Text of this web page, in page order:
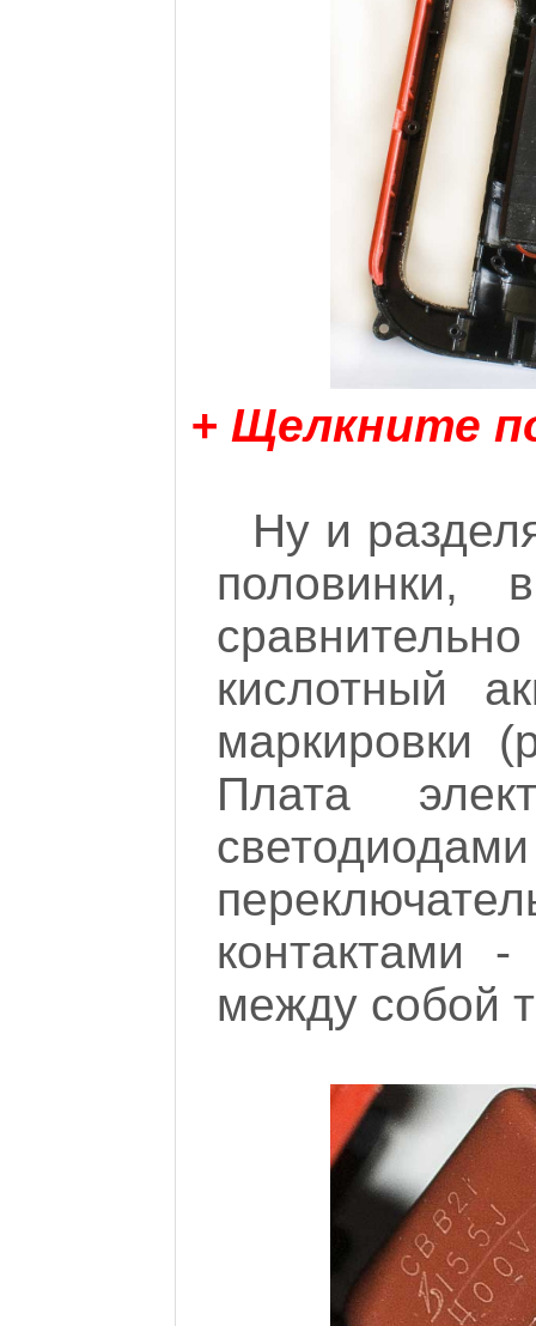
+ Щелкните
Ну и
половинки,
кислотный
маркировки
Плата
контактами
между собой